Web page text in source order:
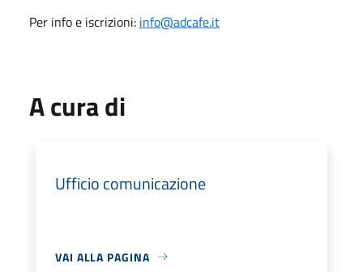
Per info e iscrizioni: info@adcafe.it
A cura di
Ufficio comunicazione
VAI ALLA PAGINA